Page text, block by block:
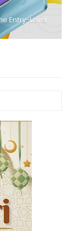
Entry-Level